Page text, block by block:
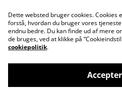
Dette websted bruger cookies.
forstå, hvordan du bruger vores
endnu bedre. Du kan finde ud af mere
de bruges, ved at klikke på
cookiepolitik.